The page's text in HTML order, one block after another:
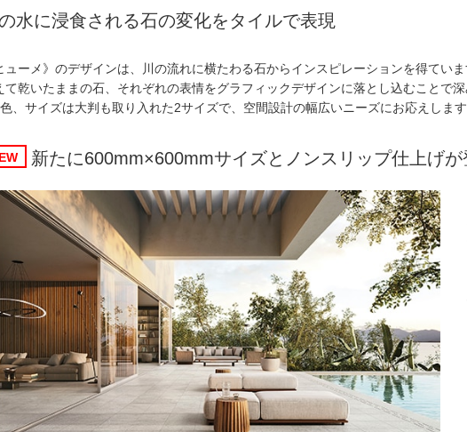
水に浸食される石の変化をタイルで表現
ューメ》のデザインは、川の流れに横たわる石からインスピレーションを得てい
て乾いたままの石、それぞれの表情をグラフィックデザインに落とし込むことで
、サイズは大判も取り入れた2サイズで、空間設計の幅広いニーズにお応えします
新たに600mm×600mmサイズとノンスリップ仕上げが